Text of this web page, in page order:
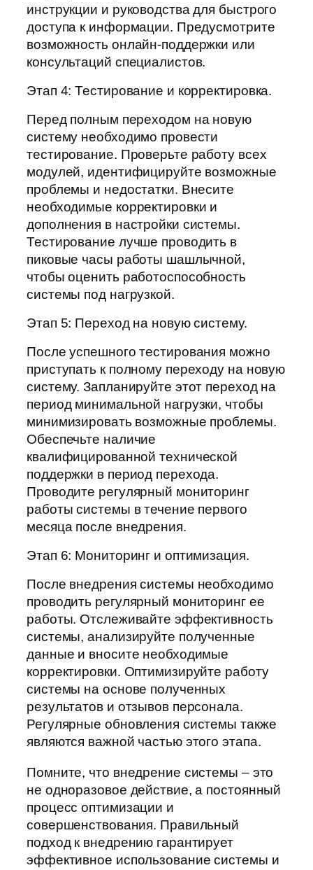
инструкции и руководства для быстрого
доступа к информации. Предусмотрите
возможность онлайн-поддержки или
консультаций специалистов.
Этап 4: Тестирование и корректировка.
Перед полным переходом на новую
систему необходимо провести
тестирование. Проверьте работу всех
модулей, идентифицируйте возможные
проблемы и недостатки. Внесите
необходимые корректировки и
дополнения в настройки системы.
Тестирование лучше проводить в
пиковые часы работы шашлычной,
чтобы оценить работоспособность
системы под нагрузкой.
Этап 5: Переход на новую систему.
После успешного тестирования можно
приступать к полному переходу на новую
систему. Запланируйте этот переход на
период минимальной нагрузки, чтобы
минимизировать возможные проблемы.
Обеспечьте наличие
квалифицированной технической
поддержки в период перехода.
Проводите регулярный мониторинг
работы системы в течение первого
месяца после внедрения.
Этап 6: Мониторинг и оптимизация.
После внедрения системы необходимо
проводить регулярный мониторинг ее
работы. Отслеживайте эффективность
системы, анализируйте полученные
данные и вносите необходимые
корректировки. Оптимизируйте работу
системы на основе полученных
результатов и отзывов персонала.
Регулярные обновления системы также
являются важной частью этого этапа.
Помните, что внедрение системы – это
не одноразовое действие, а постоянный
процесс оптимизации и
совершенствования. Правильный
подход к внедрению гарантирует
эффективное использование системы и